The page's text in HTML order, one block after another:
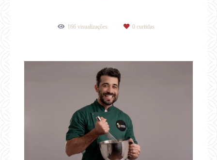
166 visualizações 0 curtidas